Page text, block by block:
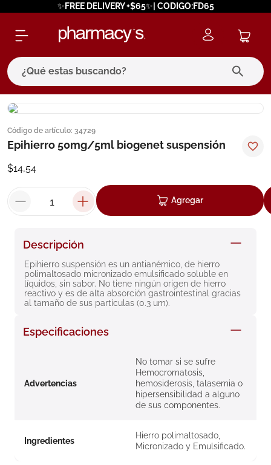
✨FREE DELIVERY +$65✨| CODIGO:FD65
¿Qué estas buscando?
Código de artículo: 34729
Epihierro 50mg/5ml biogenet suspensión
$14,54
Agregar
Descripción
Epihierro suspensión es un antianémico, de hierro
polimaltosado micronizado emulsificado soluble en
líquidos, sin sabor. No tiene ningún origen de hierro
reactivo y es de alta absorción gastrointestinal gracias
al tamaño de sus partículas (0.3 um).
Especificaciones
Advertencias
No tomar si se sufre
Hemocromatosis,
hemosiderosis, talasemia o
hipersensibilidad a alguno
de sus componentes.
Ingredientes
Hierro polimaltosado,
Micronizado y Emulsificado.
términos más buscados
1. eucerin
3 .
pilexil
5. cerave
6 degraler
7. isdin
8. roche posay
9 . megacistin
pañales